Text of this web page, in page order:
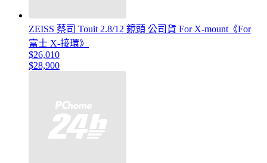
ZEISS 蔡司 Touit 2.8/12 鏡頭 公司貨 For X-mount《For
富士 X-接環》
$26,010
$28,900